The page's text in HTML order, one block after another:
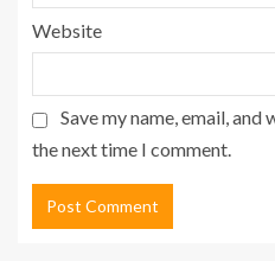
Website
Save my name, email,
the next time I comment.